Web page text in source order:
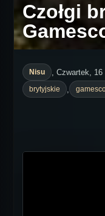
Czołgi
Nisu , Czwartek,
brytyjskie